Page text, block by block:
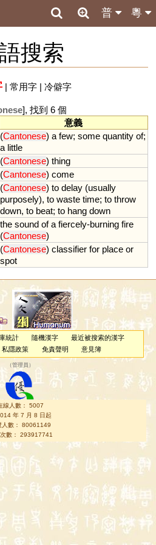
粵
普
搜索
| 常用字| 冷僻字
], 找到 6 個
意義
(Cantonese) a few; some quantity of;
a little
(Cantonese) thing
(Cantonese) come
(Cantonese) to delay (usually
purposely), to waste time; to throw
down, to beat; to hang down
the sound of a fiercely-burning fire
(Cantonese)
(Cantonese) classifier for place or
spot
統計 隨機漢字
最近被搜索的漢字
私隱政策 免責聲明 意見簿
（管理員 ）
線人數： 5007
年 7 月 8 日起
人數： 80061149
數： 293917741